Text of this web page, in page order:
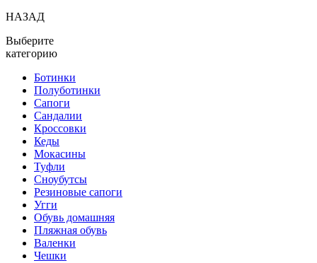
НАЗАД
Выберите
категорию
Ботинки
Полуботинки
Сапоги
Сандалии
Кроссовки
Кеды
Мокасины
Туфли
Сноубутсы
Резиновые сапоги
Угги
Обувь домашняя
Пляжная обувь
Валенки
Чешки